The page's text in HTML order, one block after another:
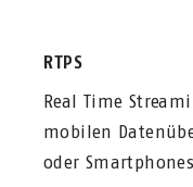
RTPS
Real Time
mobilen
oder Smartphones